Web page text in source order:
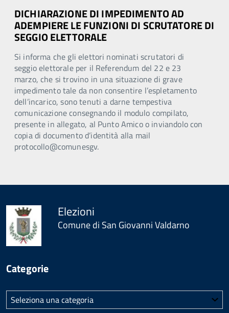
DICHIARAZIONE DI IMPEDIMENTO AD
ADEMPIERE LE FUNZIONI DI SCRUTATORE DI
SEGGIO ELETTORALE
Si informa che gli elettori nominati scrutatori di
seggio elettorale per il Referendum del 22 e 23
marzo, che si trovino in una situazione di grave
impedimento tale da non consentire l’espletamento
dell’incarico, sono tenuti a darne tempestiva
comunicazione consegnando il modulo compilato,
presente in allegato, al Punto Amico o inviandolo con
copia di documento d’identità alla mail
protocollo@comunesgv.
Elezioni
Comune di San Giovanni Valdarno
Categorie
Categorie